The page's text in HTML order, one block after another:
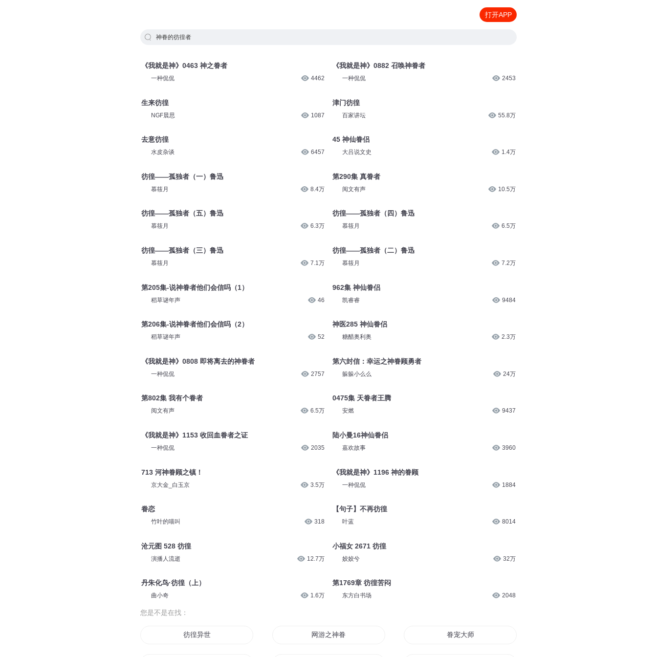
打开APP
神眷的彷徨者
《我就是神》0463 神之眷者
一种侃侃 4462
生来彷徨
NGF晨思 1087
去意彷徨
水皮杂谈 6457
彷徨——孤独者（一）鲁迅
慕筱月 8.4万
彷徨——孤独者（五）鲁迅
慕筱月 6.3万
彷徨——孤独者（三）鲁迅
慕筱月 7.1万
第205集-说神眷者他们会信吗（1）
稻草谜年声 46
第206集-说神眷者他们会信吗（2）
稻草谜年声 52
《我就是神》0808 即将离去的神眷者
一种侃侃 2757
第802集 我有个眷者
阅文有声 6.5万
《我就是神》1153 收回血眷者之证
一种侃侃 2035
713 河神眷顾之镇！
京大金_白玉京 3.5万
眷恋
竹叶的喵叫 318
沧元图 528 彷徨
演播人流逝 12.7万
丹朱化鸟·彷徨（上）
曲小奇 1.6万
《我就是神》0882 召唤神眷者
一种侃侃 2453
津门彷徨
百家讲坛 55.8万
45 神仙眷侣
大吕说文史 1.4万
第290集 真眷者
阅文有声 10.5万
彷徨——孤独者（四）鲁迅
慕筱月 6.5万
彷徨——孤独者（二）鲁迅
慕筱月 7.2万
962集 神仙眷侣
凯睿睿 9484
神医285 神仙眷侣
糖醋奥利奥 2.3万
第六封信：幸运之神眷顾勇者
躲躲小么么 24万
0475集 天眷者王腾
安燃 9437
陆小曼16神仙眷侣
嘉欢故事 3960
《我就是神》1196 神的眷顾
一种侃侃 1884
【句子】不再彷徨
叶蓝 8014
小福女 2671 彷徨
姣姣兮 32万
第1769章 彷徨苦闷
东方白书场 2048
您是不是在找：
彷徨异世 网游之神眷 眷宠大师